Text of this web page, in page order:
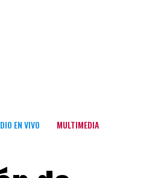
EN VIVO MULTIMEDIA